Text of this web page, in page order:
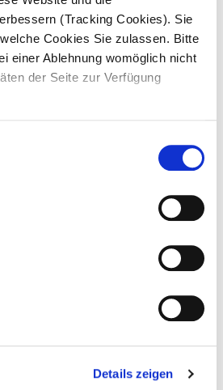
(Tracking Cookies). Sie
Cookies Sie zulassen. Bitte
einer Ablehnung womöglich nicht
der Seite zur Verfügung
Details zeigen
Aufgaben.
bei grundpflegerischen und
Tätigkeiten
Kontrolle der Einhaltung von
und bringst dich ein
, Beratungen